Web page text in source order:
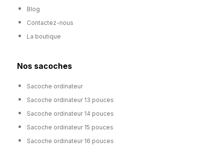
Blog
Contactez-nous
La boutique
Nos sacoches
Sacoche ordinateur
Sacoche ordinateur 13 pouces
Sacoche ordinateur 14 pouces
Sacoche ordinateur 15 pouces
Sacoche ordinateur 16 pouces